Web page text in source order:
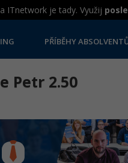
ITnetwork je tady. Využij
PŘÍBĚHY
Petr 2.50